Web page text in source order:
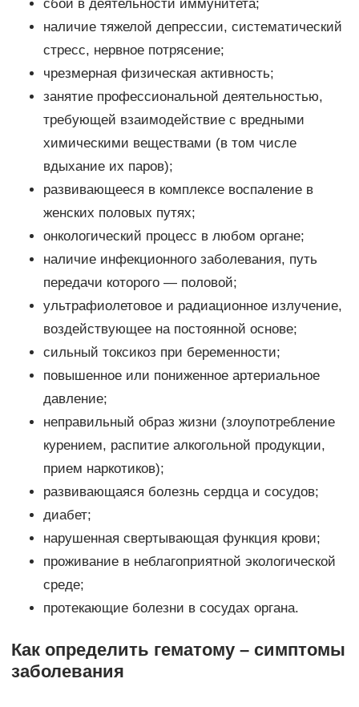
сбой в деятельности иммунитета;
наличие тяжелой депрессии, систематический
стресс, нервное потрясение;
чрезмерная физическая активность;
занятие профессиональной деятельностью,
требующей взаимодействие с вредными
химическими веществами (в том числе
вдыхание их паров);
развивающееся в комплексе воспаление в
женских половых путях;
онкологический процесс в любом органе;
наличие инфекционного заболевания, путь
передачи которого — половой;
ультрафиолетовое и радиационное излучение,
воздействующее на постоянной основе;
сильный токсикоз при беременности;
повышенное или пониженное артериальное
давление;
неправильный образ жизни (злоупотребление
курением, распитие алкогольной продукции,
прием наркотиков);
развивающаяся болезнь сердца и сосудов;
диабет;
нарушенная свертывающая функция крови;
проживание в неблагоприятной экологической
среде;
протекающие болезни в сосудах органа.
Как определить гематому – симптомы
заболевания